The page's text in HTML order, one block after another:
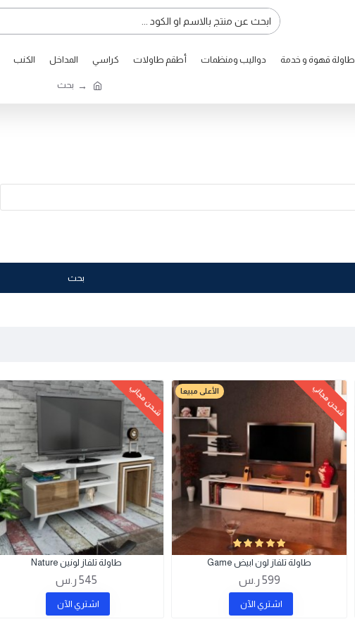
طاولة قهوة و خدمة دواليب ومنظمات أطقم طاولات كراسي المداخل الكنب
بحث
بحث
الأعلى مبيعا شحن مجاني
طاولة تلفاز لون ابيض Game
599 ر.س
اشتري اﻵن
شحن مجاني
طاولة تلفاز لونين Nature
545 ر.س
اشتري اﻵن